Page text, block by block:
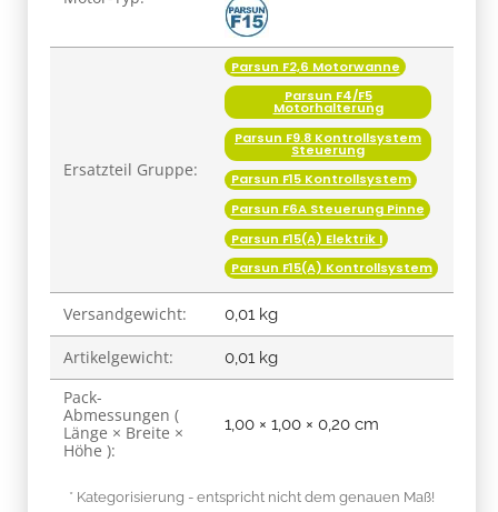
Ersatzteil Gruppe:
Parsun F2,6 Motorwanne
Parsun F4/F5
Motorhalterung
Parsun F9.8 Kontrollsystem
Steuerung
Parsun F15 Kontrollsystem
Parsun F6A Steuerung Pinne
Parsun F15(A) Elektrik I
Parsun F15(A) Kontrollsystem
Versandgewicht: 0,01 kg
Artikelgewicht: 0,01 kg
Pack-
Abmessungen (
Länge × Breite ×
Höhe ):
1,00 × 1,00 × 0,20 cm
* Kategorisierung - entspricht nicht dem genauen Maß!